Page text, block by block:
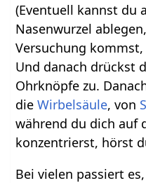
(Eventuell kannst du
Nasenwurzel
Versuchung
Und danach drückst
Ohrknöpfe zu.
dieWirbelsäule, von
während du dich auf
konzentrierst, hörst
Bei vielen passiert